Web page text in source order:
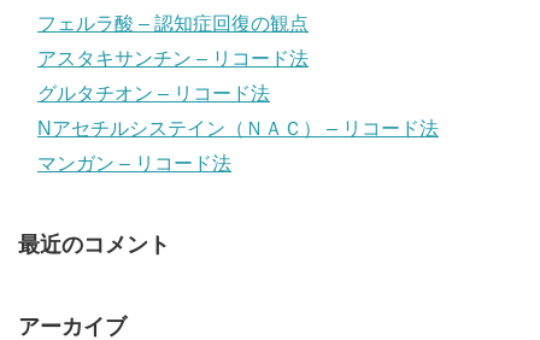
フェルラ酸 – 認知症回復の観点
アスタキサンチン – リコード法
グルタチオン – リコード法
Nアセチルシステイン（ＮＡＣ） – リコード法
マンガン – リコード法
最近のコメント
アーカイブ